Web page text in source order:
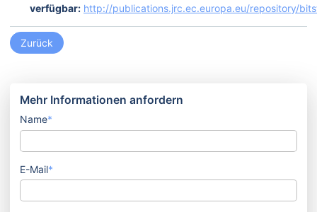
verfügbar: http://publications.jrc.ec.europa.eu/repository/
Zurück
Mehr Informationen anfordern
Name*
E-Mail*